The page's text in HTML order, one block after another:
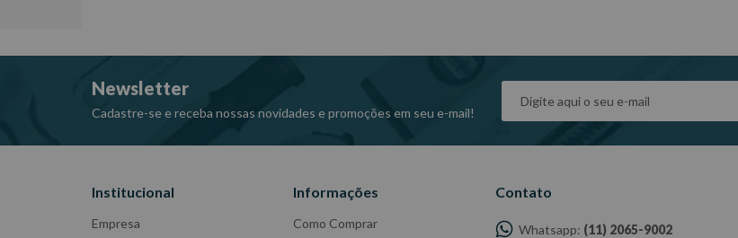
Newsletter
Cadastre-se e receba nossas novidades e promoções em seu e-mail!
Institucional
Empresa
Informações
Como Comprar
Contato
Whatsapp: (11) 2065-9002